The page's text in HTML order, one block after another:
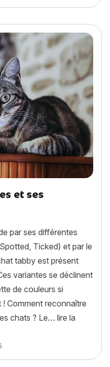
et ses
par ses différentes
Ticked) et par le
tabby est présent
variantes se déclinent
de couleurs si
Comment reconnaître
chats ? Le… lire la